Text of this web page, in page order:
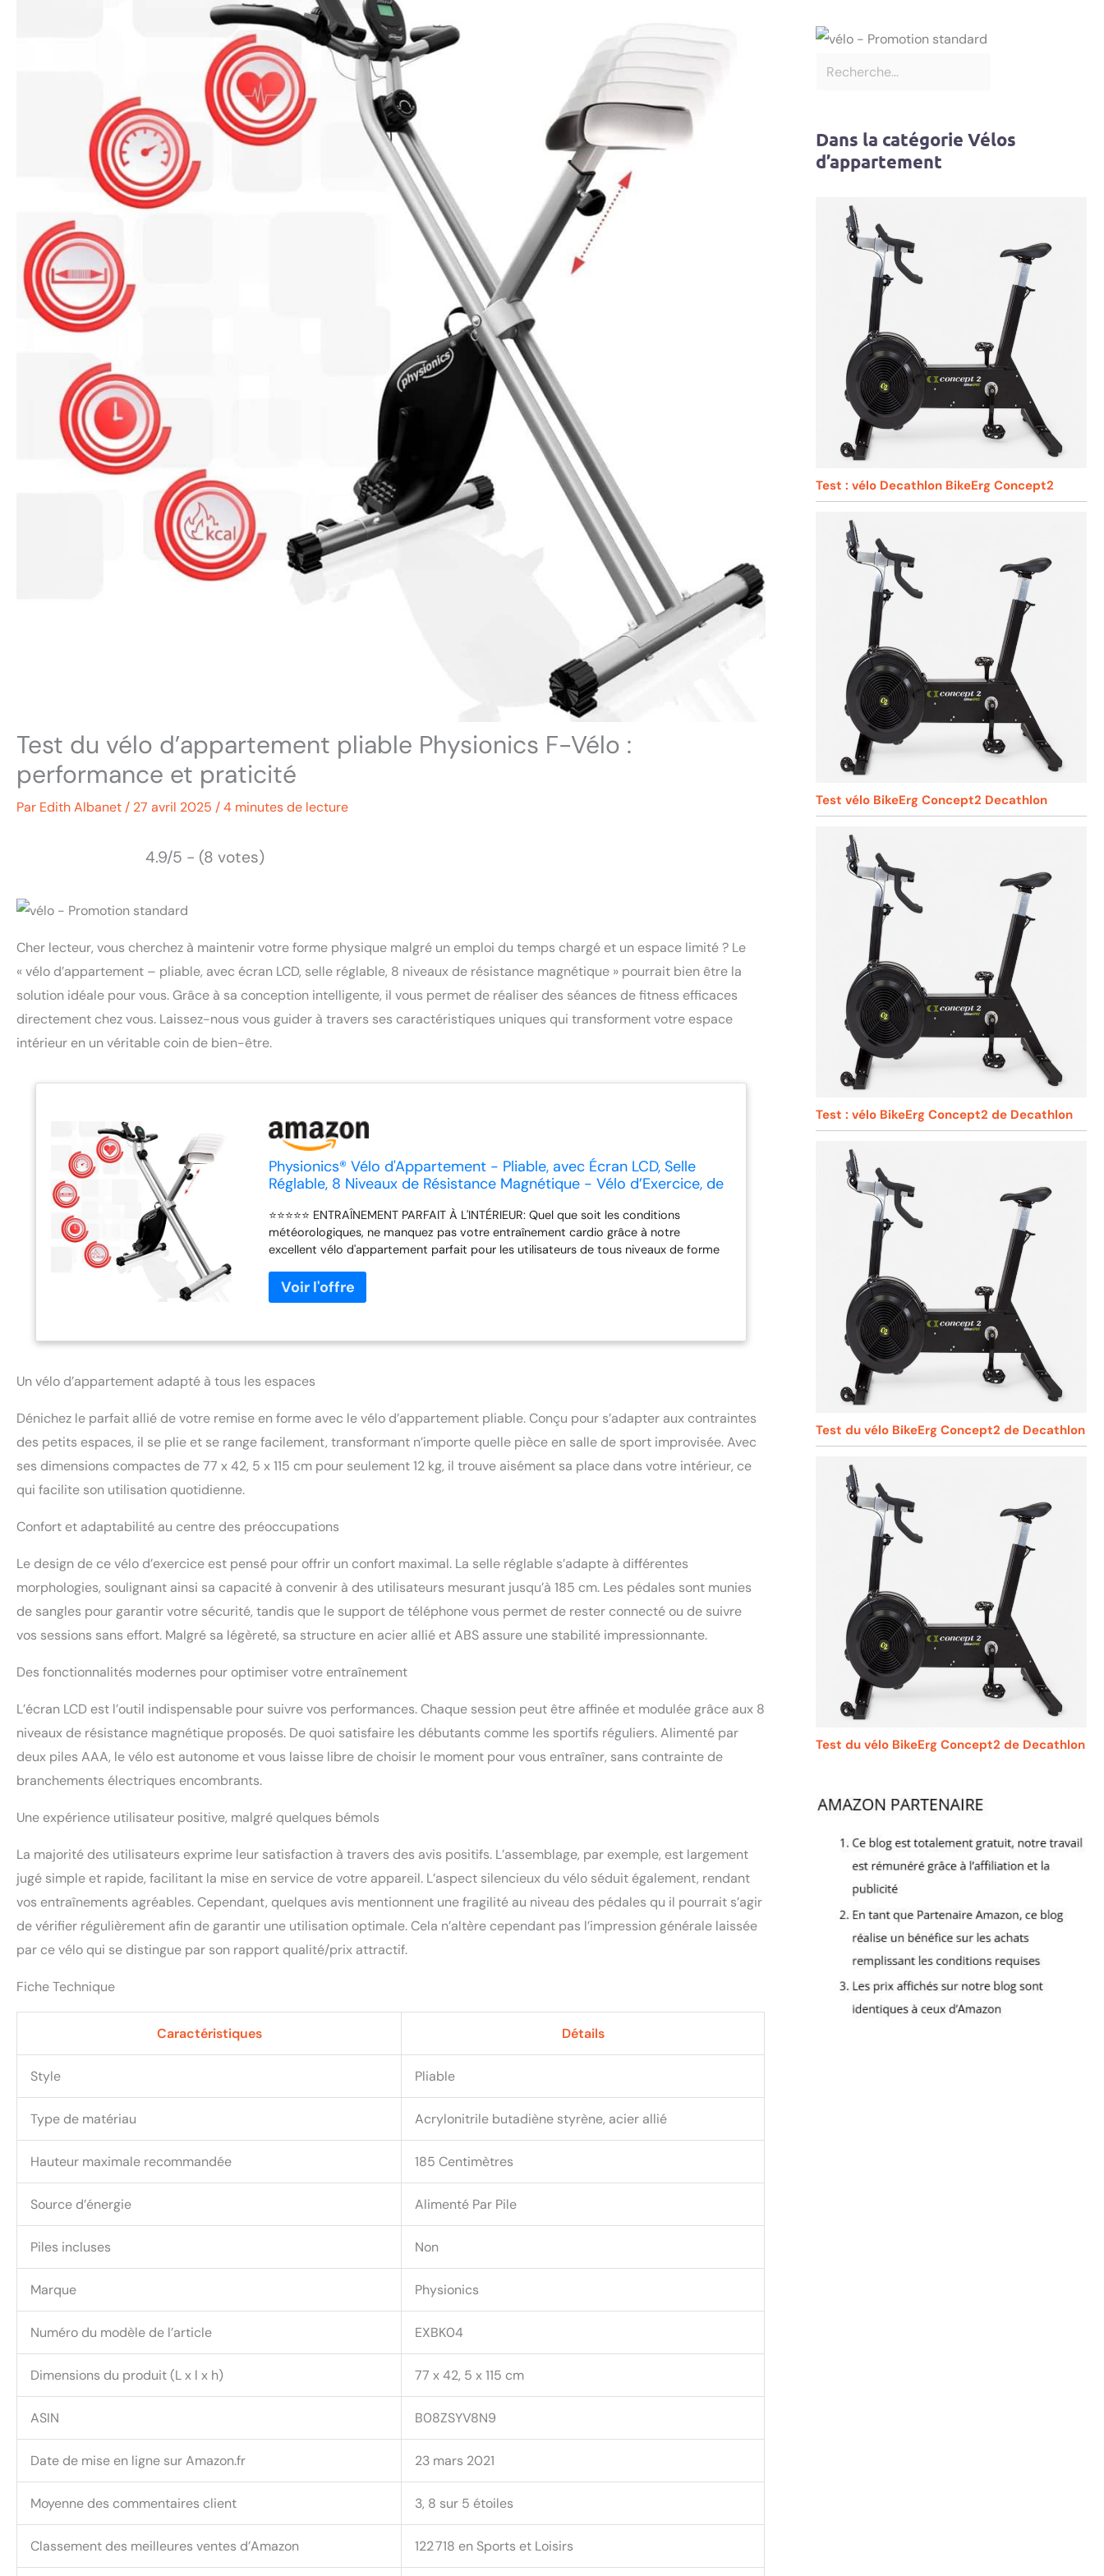
Test du vélo d’appartement pliable Physionics F-Vélo :
performance et praticité
Par Edith Albanet / 27 avril 2025 /4 minutes de lecture
4.9/5 - (8 votes)
Cher lecteur, vous cherchez à maintenir votre forme physique malgré un emploi du temps chargé et un espace limité ? Le
« vélo d’appartement – pliable, avec écran LCD, selle réglable, 8 niveaux de résistance magnétique » pourrait bien être la
solution idéale pour vous. Grâce à sa conception intelligente, il vous permet de réaliser des séances de fitness efficaces
directement chez vous. Laissez-nous vous guider à travers ses caractéristiques uniques qui transforment votre espace
intérieur en un véritable coin de bien-être.
Physionics® Vélo d'Appartement - Pliable, avec Écran LCD, Selle
Réglable, 8 Niveaux de Résistance Magnétique - Vélo d’Exercice, de
⭐⭐⭐⭐⭐ ENTRAÎNEMENT PARFAIT À L'INTÉRIEUR: Quel que soit les conditions
météorologiques, ne manquez pas votre entraînement cardio grâce à notre
excellent vélo d'appartement parfait pour les utilisateurs de tous niveaux de forme
pour les petits espaces, ce vélo d'exercice est pliable et facile à ranger ⭐⭐⭐⭐⭐
PUISSANT: Notre vélo de fitness avec huit niveaux de résistance offre un
sont pas fournies)
Un vélo d’appartement adapté à tous les espaces
Dénichez le parfait allié de votre remise en forme avec le vélo d’appartement pliable. Conçu pour s’adapter aux contraintes
des petits espaces, il se plie et se range facilement, transformant n’importe quelle pièce en salle de sport improvisée. Avec
ses dimensions compactes de 77 x 42, 5 x 115 cm pour seulement 12 kg, il trouve aisément sa place dans votre intérieur, ce
qui facilite son utilisation quotidienne.
Confort et adaptabilité au centre des préoccupations
Le design de ce vélo d’exercice est pensé pour offrir un confort maximal. La selle réglable s’adapte à différentes
morphologies, soulignant ainsi sa capacité à convenir à des utilisateurs mesurant jusqu’à 185 cm. Les pédales sont munies
de sangles pour garantir votre sécurité, tandis que le support de téléphone vous permet de rester connecté ou de suivre
vos sessions sans effort. Malgré sa légèreté, sa structure en acier allié et ABS assure une stabilité impressionnante.
Des fonctionnalités modernes pour optimiser votre entraînement
L’écran LCD est l’outil indispensable pour suivre vos performances. Chaque session peut être affinée et modulée grâce aux 8
niveaux de résistance magnétique proposés. De quoi satisfaire les débutants comme les sportifs réguliers. Alimenté par
deux piles AAA, le vélo est autonome et vous laisse libre de choisir le moment pour vous entraîner, sans contrainte de
branchements électriques encombrants.
Une expérience utilisateur positive, malgré quelques bémols
La majorité des utilisateurs exprime leur satisfaction à travers des avis positifs. L’assemblage, par exemple, est largement
jugé simple et rapide, facilitant la mise en service de votre appareil. L’aspect silencieux du vélo séduit également, rendant
vos entraînements agréables. Cependant, quelques avis mentionnent une fragilité au niveau des pédales qu il pourrait s’agir
de vérifier régulièrement afin de garantir une utilisation optimale. Cela n’altère cependant pas l’impression générale laissée
par ce vélo qui se distingue par son rapport qualité/prix attractif.
Fiche Technique
Caractéristiques Détails
Style Pliable
Type de matériau Acrylonitrile butadiène styrène, acier allié
Hauteur maximale recommandée 185 Centimètres
Source d’énergie Alimenté Par Pile
Piles incluses Non
Marque Physionics
Numéro du modèle de l’article EXBK04
Dimensions du produit (L x l x h) 77 x 42, 5 x 115 cm
ASIN B08ZSYV8N9
Date de mise en ligne sur Amazon.fr 23 mars 2021
Moyenne des commentaires client 3, 8 sur 5 étoiles
Classement des meilleures ventes d’Amazon 122 718 en Sports et Loisirs
Dans la catégorie Vélos
d’appartement
Test : vélo Decathlon BikeErg Concept2
Test vélo BikeErg Concept2 Decathlon
Test : vélo BikeErg Concept2 de Decathlon
Test du vélo BikeErg Concept2 de Decathlon
Test du vélo BikeErg Concept2 de Decathlon